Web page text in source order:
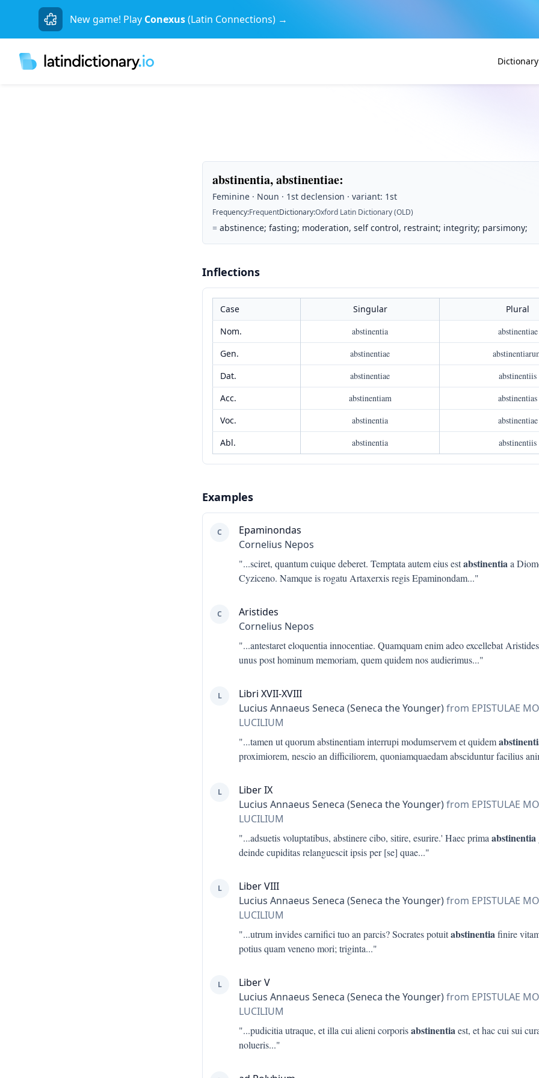
New game! Play Conexus(Latin Connections) →
Dictionary
abstinentia, abstinentiae:
Feminine · Noun · 1st declension · variant: 1st
Frequency:FrequentDictionary:Oxford Latin Dictionary (OLD)
= abstinence; fasting; moderation, self control, restraint; integrity; parsimony;
Inflections
Case Singular
Plural
Nom.
abstinentia
abstinentiae
Gen.
abstinentiae
Dat.
abstinentiae
abstinentiis
Acc.
abstinentiam
abstinentias
Voc.
abstinentia
abstinentiae
Abl.
abstinentia abstinentiis
Examples
C
Epaminondas
Cornelius Nepos
"...sciret, quantum cuique deberet. Temptata autem eius estabstinentiaa
Cyziceno. Namque is rogatu Artaxerxis regis Epaminondam..."
C
Aristides
Cornelius Nepos
"...antestaret eloquentia innocentiae. Quamquam enim adeo excellebat
unus post hominum memoriam, quem quidem nos audierimus..."
L
Libri XVII-XVIII
Lucius Annaeus Seneca (Seneca the Younger)from EPISTULAE
LUCILIUM
"...tamen ut quorum abstinentiam interrupi modumservem et quidem
proximiorem, nescio an difficiliorem, quoniamquaedam absciduntur facilius
L
Liber IX
Lucius Annaeus Seneca (Seneca the Younger)from EPISTULAE
LUCILIUM
"...adsuetis voluptatibus, abstinere cibo, sitire, esurire.' Haec prima abstinentia
deinde cupiditas relanguescit ipsis per [se] quae..."
L
Liber VIII
Lucius Annaeus Seneca (Seneca the Younger)from EPISTULAE
LUCILIUM
"...utrum invides carnifici tuo an parcis? Socrates potuitabstinentiafinire
potius quam veneno mori; triginta..."
L
Liber V
Lucius Annaeus Seneca (Seneca the Younger)from EPISTULAE
LUCILIUM
"...pudicitia utraque, et illa cui alieni corporisabstinentiaest, et hac cui sui
nolueris..."